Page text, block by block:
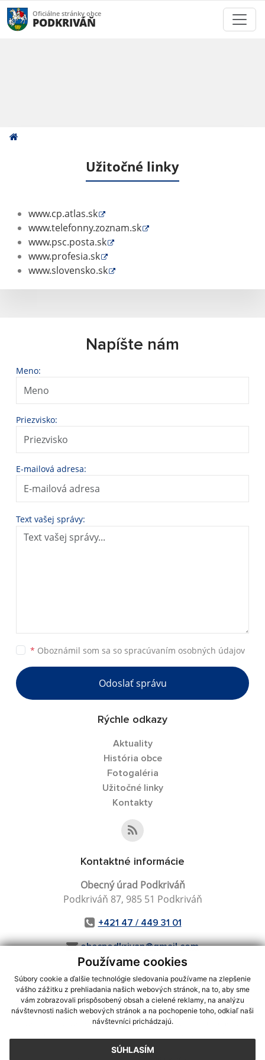
Používame cookies
Súbory cookie a ďalšie technológie sledovania používame na zlepšenie
vášho zážitku z prehliadania našich webových stránok, na to, aby sme
vám zobrazovali prispôsobený obsah a cielené reklamy, na analýzu
návštevnosti našich webových stránok a na pochopenie toho, odkiaľ naši
návštevníci prichádzajú.
SÚHLASÍM
Oficiálne stránky obce
PODKRIVÁŇ
Užitočné linky
www.cp.atlas.sk
www.telefonny.zoznam.sk
www.psc.posta.sk
www.profesia.sk
www.slovensko.sk
Napíšte nám
Meno:
Priezvisko:
E-mailová adresa:
Text vašej správy:
* Oboznámil som sa so spracúvaním osobných údajov
Odoslať správu
Rýchle odkazy
Aktuality
História obce
Fotogaléria
Užitočné linky
Kontakty
Kontaktné informácie
Obecný úrad Podkriváň
Podkriváň 87, 985 51 Podkriváň
+421 47 / 449 31 01
obecpodkrivan@gmail.com
využite možnosť získavania aktuálnych informácií s využitím RSS
CMS systém (redakčný) systém ECHELON 2,Mapa stránok,web portál
webex.digital, s.r.o.,domény,registrácia domény